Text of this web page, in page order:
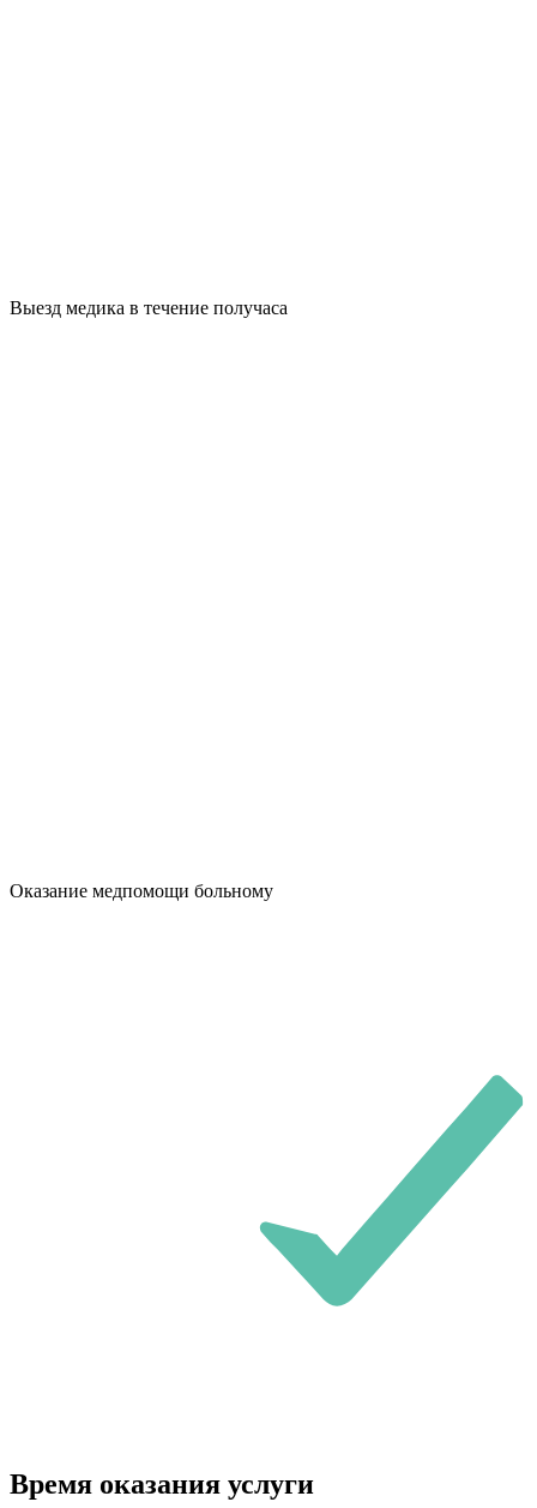
Выезд медика в течение получаса
Оказание медпомощи больному
Время оказания услуги